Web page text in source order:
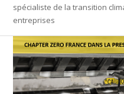
spécialiste de la transition
entreprises